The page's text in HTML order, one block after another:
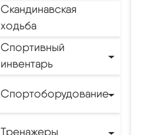
Скандинавская
ходьба
Спортивный
инвентарь
Спортоборудование
Тренажеры